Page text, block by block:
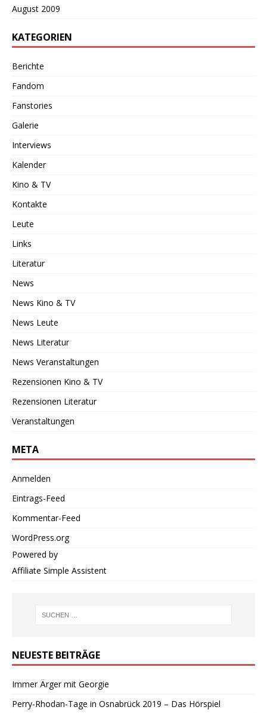
August 2009
KATEGORIEN
Berichte
Fandom
Fanstories
Galerie
Interviews
Kalender
Kino & TV
Kontakte
Leute
Links
Literatur
News
News Kino & TV
News Leute
News Literatur
News Veranstaltungen
Rezensionen Kino & TV
Rezensionen Literatur
Veranstaltungen
META
Anmelden
Eintrags-Feed
Kommentar-Feed
WordPress.org
Powered by
Affiliate Simple Assistent
NEUESTE BEITRÄGE
Immer Ärger mit Georgie
Perry-Rhodan-Tage in Osnabrück 2019 – Das Hörspiel